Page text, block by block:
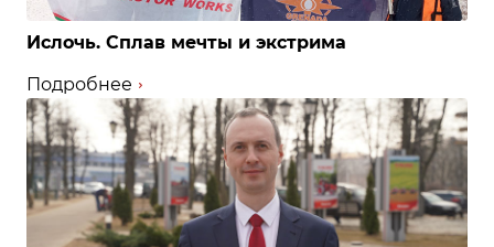
Ислочь. Сплав мечты и экстрима
Подробнее